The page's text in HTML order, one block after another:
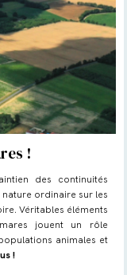
!
des continuités
ordinaire sur les
Véritables éléments
jouent un rôle
animales et
!